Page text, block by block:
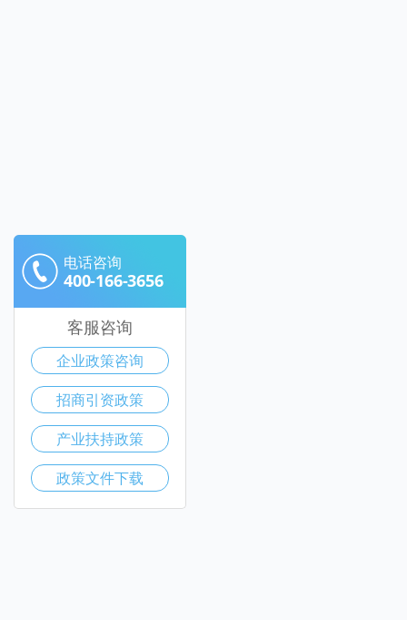
电话咨询
400-166-3656
客服咨询
企业政策咨询
招商引资政策
产业扶持政策
政策文件下载